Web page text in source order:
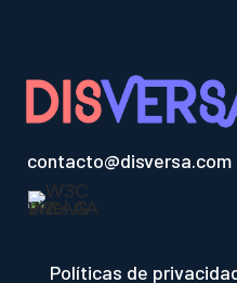
contacto@disversa.com
Políticas de